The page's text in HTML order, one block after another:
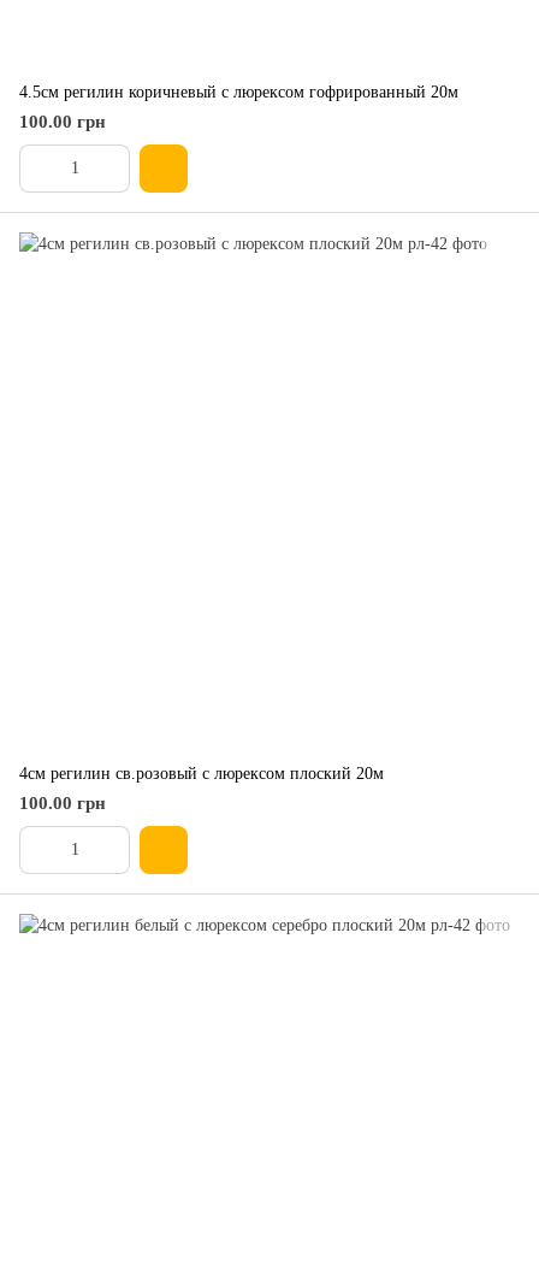
4.5см регилин коричневый с люрексом гофрированный 20м
100.00 грн
4см регилин св.розовый с люрексом плоский 20м
100.00 грн